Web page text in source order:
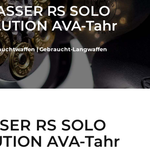
RS SOLO
AVA-Tahr
|Gebraucht-Langwaffen
RS SOLO
AVA-Tahr